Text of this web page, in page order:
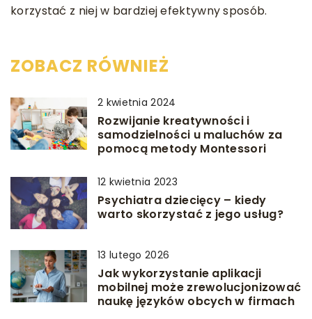
korzystać z niej w bardziej efektywny sposób.
ZOBACZ RÓWNIEŻ
2 kwietnia 2024
Rozwijanie kreatywności i
samodzielności u maluchów za
pomocą metody Montessori
12 kwietnia 2023
Psychiatra dziecięcy – kiedy
warto skorzystać z jego usług?
13 lutego 2026
Jak wykorzystanie aplikacji
mobilnej może zrewolucjonizować
naukę języków obcych w firmach